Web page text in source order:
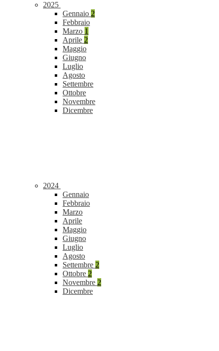
2025
Gennaio 2
Febbraio
Marzo 1
Aprile 2
Maggio
Giugno
Luglio
Agosto
Settembre
Ottobre
Novembre
Dicembre
2024
Gennaio
Febbraio
Marzo
Aprile
Maggio
Giugno
Luglio
Agosto
Settembre 2
Ottobre 2
Novembre 2
Dicembre